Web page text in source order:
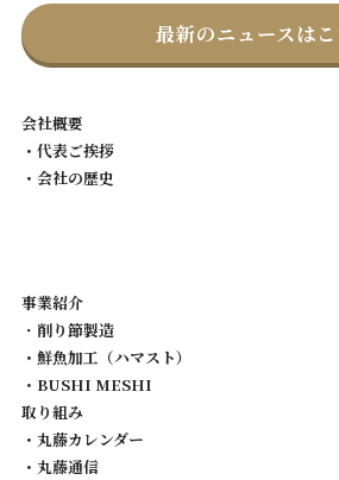
最新のニュースは
会社概要
・代表ご挨拶
・会社の歴史
事業紹介
・ 削り節製造
・鮮魚加工（ハマスト）
・BUSHI MESHI
取り組み
・丸藤カレンダー
・丸藤通信